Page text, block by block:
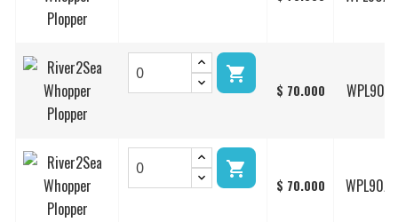

$ 70.000 WPL90/

$ 70.000 WPL90/